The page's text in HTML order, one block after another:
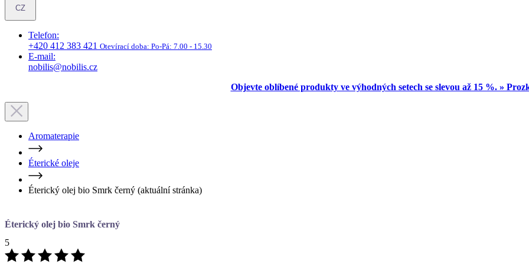
CZ
Telefon:
+420 412 383 421 Otevírací doba: Po-Pá: 7.00 - 15.30
E-mail:
nobilis@nobilis.cz
Objevte oblíbené produkty ve výhodných setech se slevou až 15 %. »
Aromaterapie
Éterické oleje
Éterický olej bio Smrk černý (aktuální stránka)
Éterický olej bio Smrk černý
5